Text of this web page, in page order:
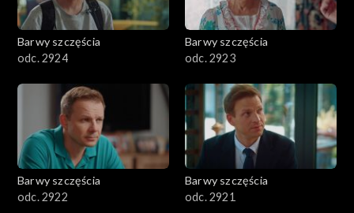
Barwy szczęścia
odc. 2924
Barwy szczęścia
odc. 2923
Barwy szczęścia
odc. 2922
Barwy szczęścia
odc. 2921